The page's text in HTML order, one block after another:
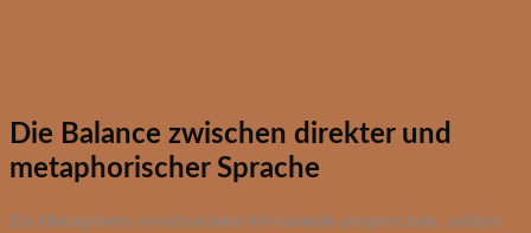
Die Balance zwischen direkter und
metaphorischer Sprache
Da Metaphern verschiedene Hirnareale ansprechen, sollten